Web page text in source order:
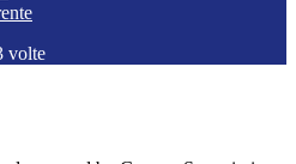
volte